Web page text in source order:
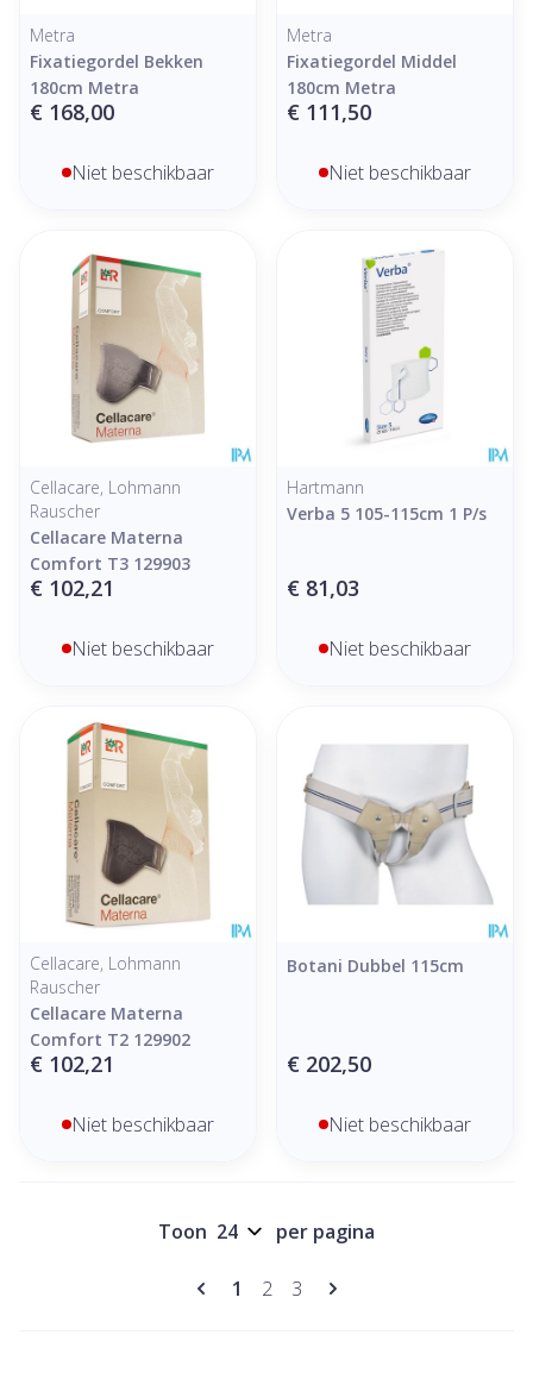
Metra
Fixatiegordel Bekken
180cm Metra
€ 168,00
Niet beschikbaar
Metra
Fixatiegordel Middel
180cm Metra
€ 111,50
Niet beschikbaar
Cellacare, Lohmann
Rauscher
Cellacare Materna
Comfort T3 129903
€ 102,21
Niet beschikbaar
Hartmann
Verba 5 105-115cm 1 P/s
€ 81,03
Niet beschikbaar
Cellacare, Lohmann
Rauscher
Cellacare Materna
Comfort T2 129902
€ 102,21
Niet beschikbaar
Botani Dubbel 115cm
€ 202,50
Niet beschikbaar
Pagina's
U lees momenteel pagina
1 Pagina
2 Pagina
3
Toon per pagina